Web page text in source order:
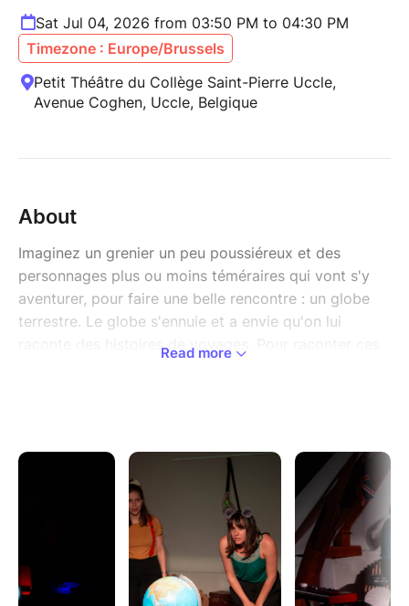
Sat Jul 04, 2026 from 03:50 PM to 04:30 PM
Timezone : Europe/Brussels
Petit Théâtre du Collège Saint-Pierre Uccle,
Avenue Coghen, Uccle, Belgique
About
Imaginez un grenier un peu poussiéreux et des
personnages plus ou moins téméraires qui vont s'y
aventurer, pour faire une belle rencontre : un globe
terrestre. Le globe s'ennuie et a envie qu'on lui
raconte des histoires de voyages. Pour raconter ces
viennent d'ailleurs? Vous célébrez quelles fêtes à la
Chacune de ces questions va inspirer une histoire,
avec humour, poésie, et sublimée par de la musique
en live, pour voyager ensemble vers de nouvelles
destinations, différentes à chaque fois.
Read more